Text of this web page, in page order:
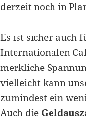
derzeit noch in
Es ist sicher auch
Internationalen
merkliche
vielleicht kann
zumindest ein
Auch die